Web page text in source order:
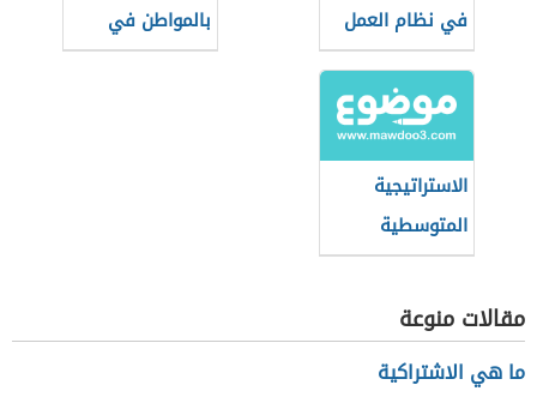
في نظام العمل
السعودي
بالمواطن في
بعدها الاجتماعي
الاستراتيجية
المتوسطية
للتنمية
المستدامة
مقالات منوعة
ما هي الاشتراكية